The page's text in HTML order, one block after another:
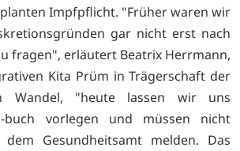
Impfpflicht. "Früher waren wir
gar nicht erst nach
fragen", erläutert Beatrix Herrmann,
Kita Prüm in Trägerschaft der
Wandel, "heute lassen wir uns
vorlegen und müssen nicht
Gesundheitsamt melden. Das